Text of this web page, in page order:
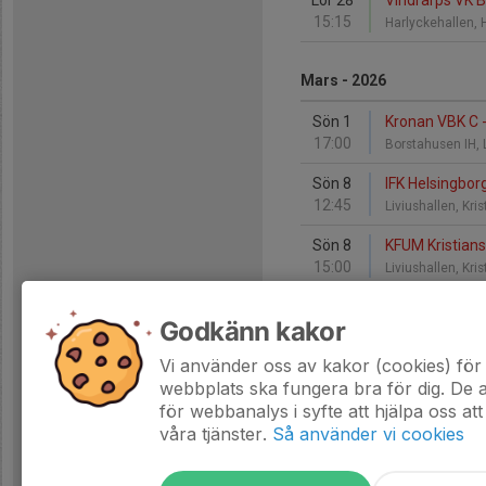
15:15
Harlyckehallen,
Mars - 2026
Sön 1
17:00
Kronan VBK C
Borstahusen IH,
Sön 8
12:45
IFK
Liviushallen,
Sön 8
15:00
KFUM
Liviushallen,
April - 2026
Lör 11
10:00
Vindrarps VK B
Våxtorps
Godkänn kakor
Vi använder oss av kakor (cookies)
webbplats ska fungera bra för dig. De
för webbanalys i syfte att hjälpa oss
våra tjänster. Så använder vi cookies